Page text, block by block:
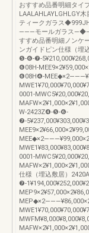
おすすめ品番明細タイ
LAALAHLAYLGHLGY
ティークガラス
―――モールガラス
すすめ品番明細ノンケ
ンガイドピン仕様（埋
❺-❻-❼-
❻08H-
❻08H❹-
0001-
W-2423Z❹-❺-❻-
❼-
0001-
仕様（埋込敷居）
❼-